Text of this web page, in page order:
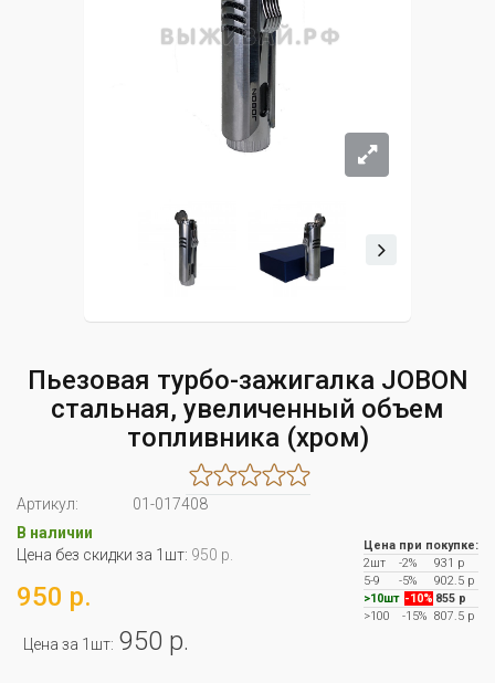
Пьезовая турбо-зажигалка JOBON
стальная, увеличенный объем
топливника (хром)
Артикул:
01-017408
В наличии
Цена без скидки за 1шт: 950 р.
950 р.
Цена за 1шт: 950 р.
Цена при покупке:
2шт
-2%
931 р
5-9
-5%
902.5 р
>10шт -10% 855 р
>100
-15% 807.5 р